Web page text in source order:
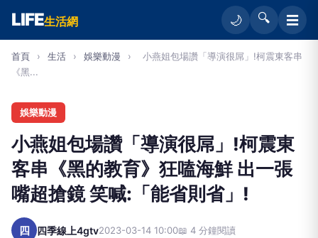
LIFE生活網 🌙 🔍 ☰
首頁 › 生活 › 娛樂動漫 ›
小燕姐包場讚「導演很屌」!柯震東客串
《黑...
娛樂動漫
小燕姐包場讚「導演很屌」!柯震東
客串《黑的教育》狂嗑海鮮 出一張
嘴超搶鏡 笑喊:「能省則省」!
四 四季線上4gtv2023-03-14 10:00📖 4 分鐘閱讀